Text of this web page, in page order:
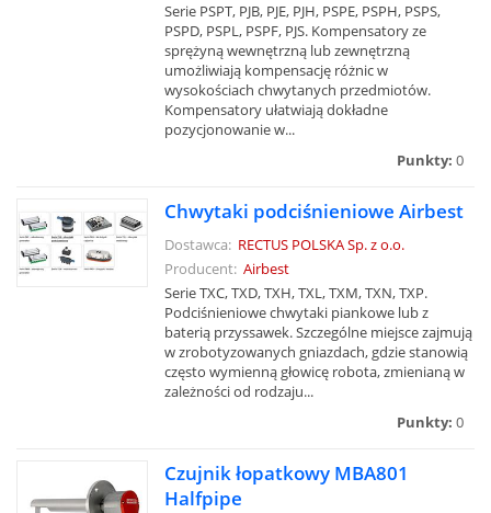
Serie PSPT, PJB, PJE, PJH, PSPE, PSPH, PSPS,
PSPD, PSPL, PSPF, PJS. Kompensatory ze
sprężyną wewnętrzną lub zewnętrzną
umożliwiają kompensację różnic w
wysokościach chwytanych przedmiotów.
Kompensatory ułatwiają dokładne
pozycjonowanie w...
Punkty: 0
Chwytaki podciśnieniowe Airbest
Dostawca: RECTUS POLSKA Sp. z o.o.
Producent: Airbest
Serie TXC, TXD, TXH, TXL, TXM, TXN, TXP.
Podciśnieniowe chwytaki piankowe lub z
baterią przyssawek. Szczególne miejsce zajmują
w zrobotyzowanych gniazdach, gdzie stanowią
często wymienną głowicę robota, zmienianą w
zależności od rodzaju...
Punkty: 0
Czujnik łopatkowy MBA801
Halfpipe